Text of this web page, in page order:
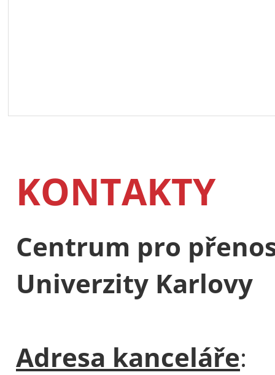
KONTAKTY
Centrum pro
Univerzity Karlovy
Adresa kanceláře: